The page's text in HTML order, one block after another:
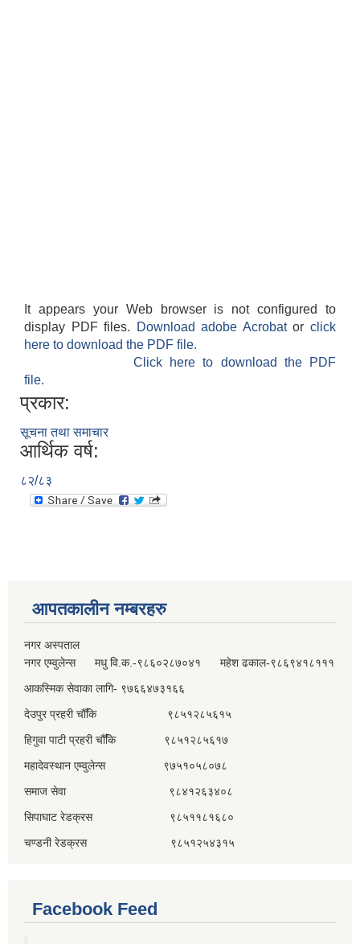
It appears your Web browser is not configured to
display PDF files.
Download adobe Acrobatorclick
here to download the PDF file.
Click here to download the PDF
file.
प्रकार:
सूचना तथा समाचार
आर्थिक वर्ष:
८२/८३
आपतकालीन नम्बरहरु
नगर अस्पताल
नगर एम्वुलेन्स मधु वि.क.-९८६०२८७०४१ महेश ढकाल-९८६९४१८१११
आकस्मिक सेवाका लागि- ९७६६४७३१६६
देउपुर प्रहरी चौँकि ९८५१२८५६१५
हिगुवा पाटी प्रहरी चौँकि ९८५१२८५६१७
महादेवस्थान एम्वुलेन्स ९७५१०५८०७८
समाज सेवा ९८४१२६३४०८
सिपाघाट रेडक्रस ९८५११८१६८०
चण्डनी रेडक्रस ९८५१२५४३१५
Facebook Feed